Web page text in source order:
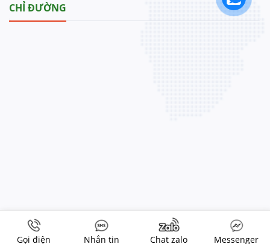
CHỈ ĐƯỜNG
Copyright 2026 © Tupaco VN
Gọi điện Nhắn tin Chat zalo Messenger